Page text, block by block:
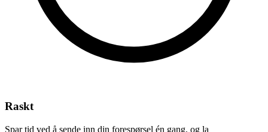
Raskt
Spar tid ved å sende inn din forespørsel én gang, og la